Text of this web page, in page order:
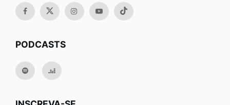
PODCASTS